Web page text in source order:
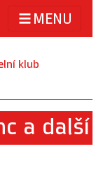
MENU
klub
a další